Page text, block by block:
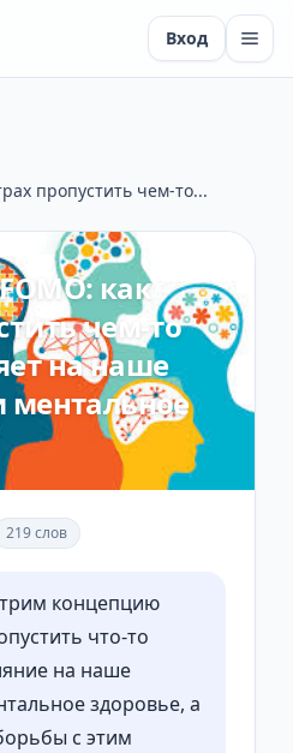
Вход
пропустить чем-то...
как
чем-то
на наше
ментальное
219 слов
концепцию
что-то
на наше
здоровье, а
с этим